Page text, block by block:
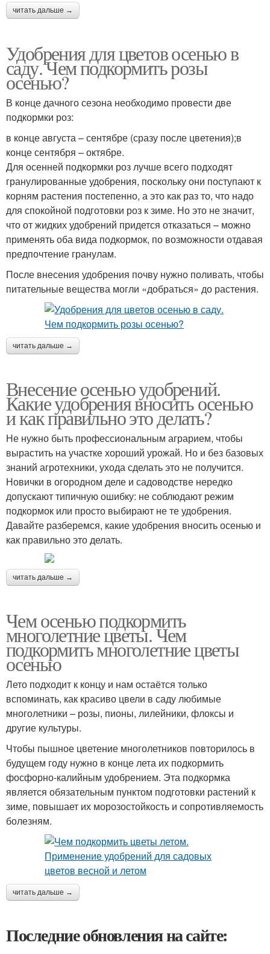
читать дальше →
Удобрения для цветов осенью в
саду. Чем подкормить розы
осенью?
В конце дачного сезона необходимо провести две
подкормки роз:
в конце августа – сентябре (сразу после цветения);в
конце сентября – октябре.
Для осенней подкормки роз лучше всего подходят
гранулированные удобрения, поскольку они поступают к
корням растения постепенно, а это как раз то, что надо
для спокойной подготовки роз к зиме. Но это не значит,
что от жидких удобрений придется отказаться – можно
применять оба вида подкормок, по возможности отдавая
предпочтение гранулам.
После внесения удобрения почву нужно поливать, чтобы
питательные вещества могли «добраться» до растения.
читать дальше →
Внесение осенью удобрений.
Какие удобрения вносить осенью
и как правильно это делать?
Не нужно быть профессиональным аграрием, чтобы
вырастить на участке хороший урожай. Но и без базовых
знаний агротехники, ухода сделать это не получится.
Новички в огородном деле и садоводстве нередко
допускают типичную ошибку: не соблюдают режим
подкормок или просто выбирают не те удобрения.
Давайте разберемся, какие удобрения вносить осенью и
как правильно это делать.
читать дальше →
Чем осенью подкормить
многолетние цветы. Чем
подкормить многолетние цветы
осенью
Лето подходит к концу и нам остаётся только
вспоминать, как красиво цвели в саду любимые
многолетники – розы, пионы, лилейники, флоксы и
другие культуры.
Чтобы пышное цветение многолетников повторилось в
будущем году нужно в конце лета их подкормить
фосфорно-калийным удобрением. Эта подкормка
является обязательным пунктом подготовки растений к
зиме, повышает их морозостойкость и сопротивляемость
болезням.
читать дальше →
Последние обновления на сайте: